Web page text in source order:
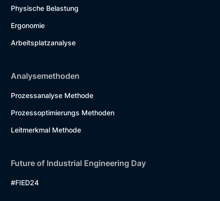
Physische Belastung
Ergonomie
Arbeitsplatzanalyse
Analysemethoden
Prozessanalyse Methode
Prozessoptimierungs Methoden
Leitmerkmal Methode
Future of Industrial Engineering Day
#FIED24